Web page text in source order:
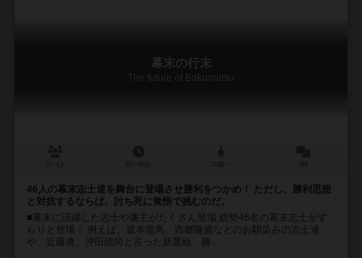
幕末の行末
The future of Bakumatsu
46人の幕末志士達を舞台に登場させ勝利をつかめ！ ただし、勝利思想
と対抗するならば、討ち死に覚悟で挑むのだ。
■幕末に活躍した志士や藩主がたくさん登場 総勢46名の幕末志士がず
らりと登場！ 例えば、坂本龍馬、西郷隆盛などのお馴染みの志士達
や、近藤勇、沖田総司と言った新選組、勝...